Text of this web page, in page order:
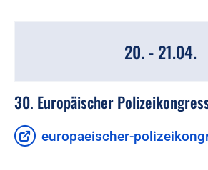
20. - 21.04.
30. Europäischer
europaeischer-